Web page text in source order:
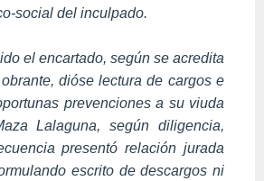
social del inculpado.
el encartado, según se acredita
dióse lectura de cargos e
prevenciones a su viuda
Lalaguna, según diligencia,
presentó relación jurada
escrito de descargos ni